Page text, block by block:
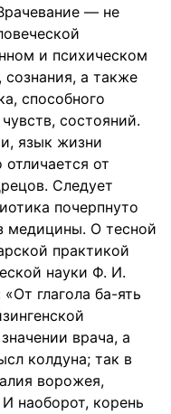
— не
и психическом
сознания, а также
способного
состояний.
язык жизни
отличается от
Следует
почерпнуто
медицины. О тесной
практикой
науки Ф. И.
глагола ба-ять
врача, а
колдуна; так в
ворожея,
наоборот, корень